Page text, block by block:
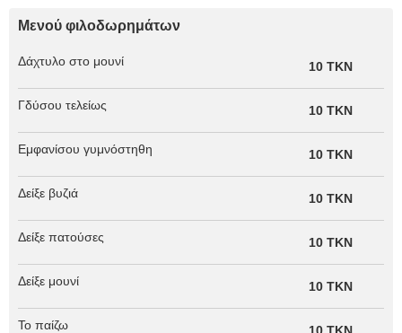
Μενού φιλοδωρημάτων
Δάχτυλο στο μουνί 10 TKN
Γδύσου τελείως 10 TKN
Εμφανίσου γυμνόστηθη 10 TKN
Δείξε βυζιά 10 TKN
Δείξε πατούσες 10 TKN
Δείξε μουνί 10 TKN
Το παίζω